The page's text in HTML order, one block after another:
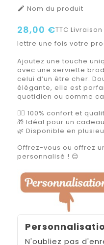
 Nom du produit
28,00 €TTC
lettre une fois votre
Ajoutez une touche
avec une serviette
celui d’un être cher.
élégante, elle est
quotidien ou comme
🧖‍♀️ 100% confort et
🎁 Idéal pour un
🌿 Disponible en
Offrez-vous ou offrez
personnalisé ! 😊
N'oubliez pas